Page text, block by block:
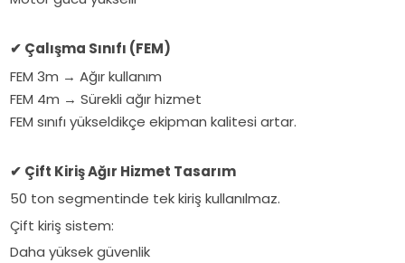
✔ Çalışma Sınıfı (FEM)
FEM 3m → Ağır kullanım
FEM 4m → Sürekli ağır hizmet
FEM sınıfı yükseldikçe ekipman kalitesi artar.
✔ Çift Kiriş Ağır Hizmet Tasarım
50 ton segmentinde tek kiriş kullanılmaz.
Çift kiriş sistem:
Daha yüksek güvenlik